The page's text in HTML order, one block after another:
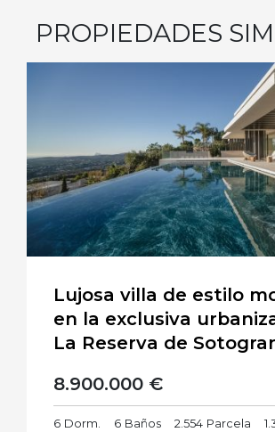
PROPIEDADES
Lujosa villa de estilo
en la exclusiva
La Reserva de
8.900.000 €
6 Dorm. 6 Baños
2.554 Parcela